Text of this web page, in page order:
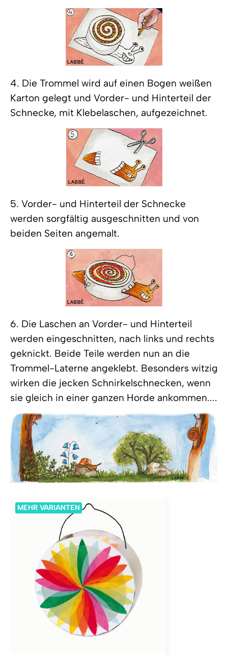
4. Die Trommel wird auf einen Bogen weißen
Karton gelegt und Vorder- und Hinterteil der
Schnecke, mit Klebelaschen, aufgezeichnet.
5. Vorder- und Hinterteil der Schnecke
werden sorgfältig ausgeschnitten und von
beiden Seiten angemalt.
6. Die Laschen an Vorder- und Hinterteil
werden eingeschnitten, nach links und rechts
geknickt. Beide Teile werden nun an die
Trommel-Laterne angeklebt. Besonders witzig
wirken die jecken Schnirkelschnecken, wenn
sie gleich in einer ganzen Horde ankommen....
MEHR VARIANTEN